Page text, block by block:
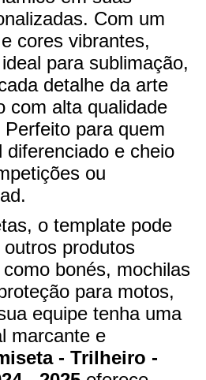
Com um
cores vibrantes,
para sublimação,
detalhe da arte
com alta qualidade
para quem
diferenciado e cheio
ou
o template pode
produtos
bonés, mochilas
para motos,
equipe tenha uma
marcante e
- Trilheiro -